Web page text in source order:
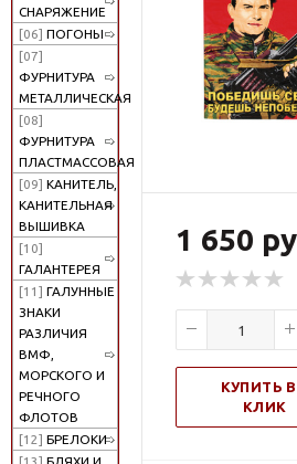
СНАРЯЖЕНИЕ
[06] ПОГОНЫ
[07]
ФУРНИТУРА
МЕТАЛЛИЧЕСКАЯ
[08]
ФУРНИТУРА
ПЛАСТМАССОВАЯ
[09] КАНИТЕЛЬ,
КАНИТЕЛЬНАЯ
ВЫШИВКА
[10]
ГАЛАНТЕРЕЯ
[11] ГАЛУННЫЕ
ЗНАКИ
РАЗЛИЧИЯ
ВМФ,
МОРСКОГО И
РЕЧНОГО
ФЛОТОВ
[12] БРЕЛОКИ
1 650
КУПИТЬ В
КЛИК